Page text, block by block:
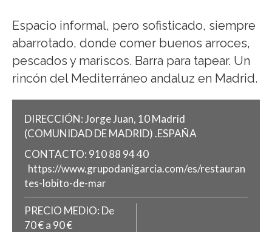
Espacio informal, pero sofisticado, siempre
abarrotado, donde comer buenos arroces,
pescados y mariscos. Barra para tapear. Un
rincón del Mediterráneo andaluz en Madrid.
DIRECCIÓN: Jorge Juan, 10Madrid
(COMUNIDAD DE MADRID) .ESPAÑA
CONTACTO: 910 88 94 40
https://www.grupodanigarcia.com/es/restauran
tes-lobito-de-mar
PRECIO MEDIO: De
70 € a 90 €